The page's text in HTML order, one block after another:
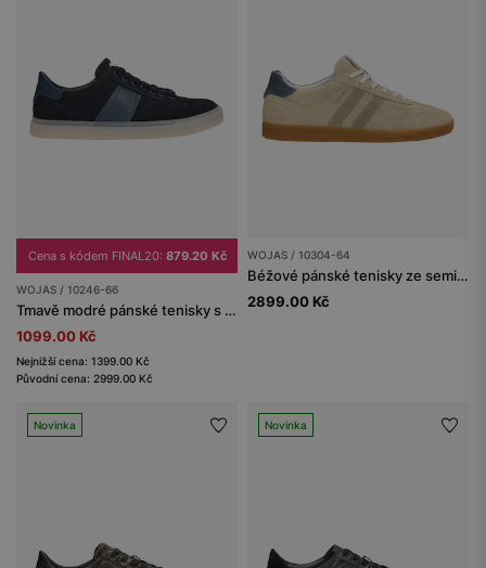
Cena s kódem FINAL20: 879.20 Kč
WOJAS / 10246-66
Tmavě modré pánské tenisky s koženkovou vložkou z lícové kůže
1099.00 Kč
Nejnižší cena: 1399.00 Kč
Původní cena: 2999.00 Kč
WOJAS / 10304-64
Béžové pánské tenisky ze semišové štípenky
2899.00 Kč
Novinka Novinka